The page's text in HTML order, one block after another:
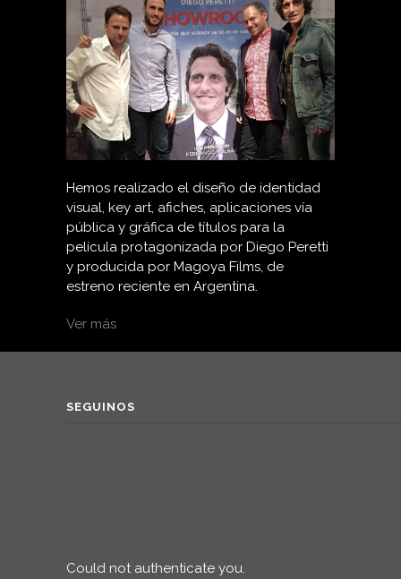
Hemos realizado el diseño de identidad
visual, key art, afiches, aplicaciones vía
pública y gráfica de títulos para la
película protagonizada por Diego Peretti
y producida por Magoya Films, de
estreno reciente en Argentina.
Ver más
SEGUINOS
Could not authenticate you.